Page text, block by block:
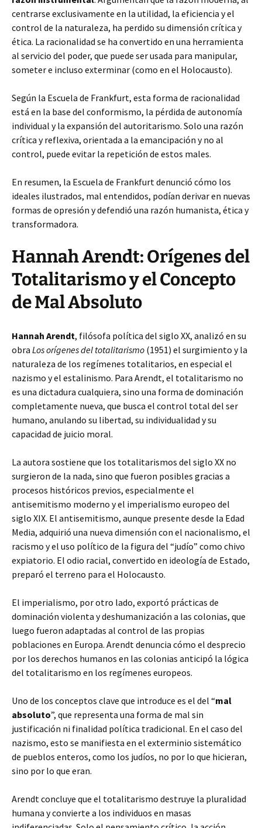
centrarse exclusivamente en la utilidad, la eficiencia y el
control de la naturaleza, ha perdido su dimensión crítica y
ética. La racionalidad se ha convertido en una herramienta
al servicio del poder, que puede ser usada para manipular,
someter e incluso exterminar (como en el Holocausto).
Según la Escuela de Frankfurt, esta forma de racionalidad
está en la base del conformismo, la pérdida de autonomía
individual y la expansión del autoritarismo. Solo una razón
crítica y reflexiva, orientada a la emancipación y no al
control, puede evitar la repetición de estos males.
En resumen, la Escuela de Frankfurt denunció cómo los
ideales ilustrados, mal entendidos, podían derivar en nuevas
formas de opresión y defendió una razón humanista, ética y
transformadora.
Hannah Arendt: Orígenes del
Totalitarismo y el Concepto
de Mal Absoluto
Hannah Arendt, filósofa política del siglo XX, analizó en su
obra Los orígenes del totalitarismo (1951) el surgimiento y la
naturaleza de los regímenes totalitarios, en especial el
nazismo y el estalinismo. Para Arendt, el totalitarismo no
es una dictadura cualquiera, sino una forma de dominación
completamente nueva, que busca el control total del ser
humano, anulando su libertad, su individualidad y su
capacidad de juicio moral.
La autora sostiene que los totalitarismos del siglo XX no
surgieron de la nada, sino que fueron posibles gracias a
procesos históricos previos, especialmente el
antisemitismo moderno y el imperialismo europeo del
siglo XIX. El antisemitismo, aunque presente desde la Edad
Media, adquirió una nueva dimensión con el nacionalismo, el
racismo y el uso político de la figura del “judío” como chivo
expiatorio. El odio racial, convertido en ideología de Estado,
preparó el terreno para el Holocausto.
El imperialismo, por otro lado, exportó prácticas de
dominación violenta y deshumanización a las colonias, que
luego fueron adaptadas al control de las propias
poblaciones en Europa. Arendt denuncia cómo el desprecio
por los derechos humanos en las colonias anticipó la lógica
del totalitarismo en los regímenes europeos.
Uno de los conceptos clave que introduce es el del “mal
absoluto”, que representa una forma de mal sin
justificación ni finalidad política tradicional. En el caso del
nazismo, esto se manifiesta en el exterminio sistemático
de pueblos enteros, como los judíos, no por lo que hicieran,
sino por lo que eran.
Arendt concluye que el totalitarismo destruye la pluralidad
humana y convierte a los individuos en masas